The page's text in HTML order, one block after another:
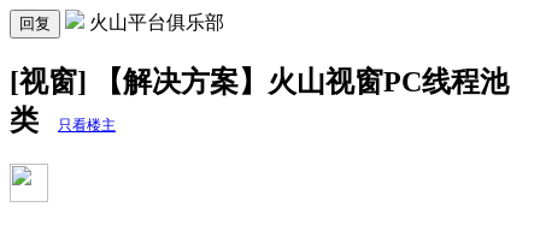
回复 火山平台俱乐部
[视窗] 【解决方案】火山视窗PC线程池
类
只看楼主